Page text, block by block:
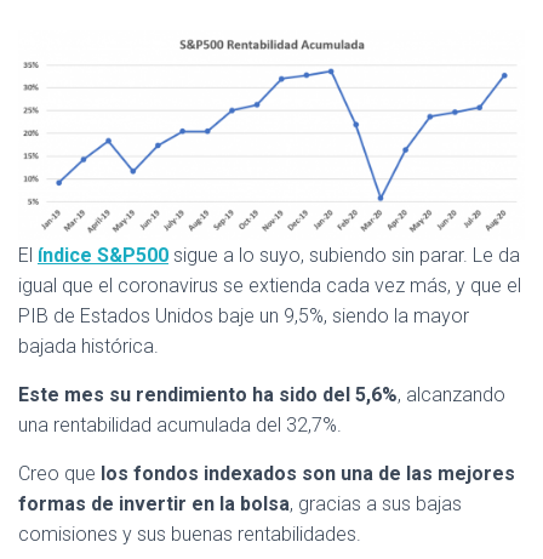
El índice S&P500 sigue a lo suyo, subiendo sin parar. Le da
igual que el coronavirus se extienda cada vez más, y que el
PIB de Estados Unidos baje un 9,5%, siendo la mayor
bajada histórica.
Este mes su rendimiento ha sido del 5,6%, alcanzando
una rentabilidad acumulada del 32,7%.
Creo que los fondos indexados son una de las mejores
formas de invertir en la bolsa, gracias a sus bajas
comisiones y sus buenas rentabilidades.